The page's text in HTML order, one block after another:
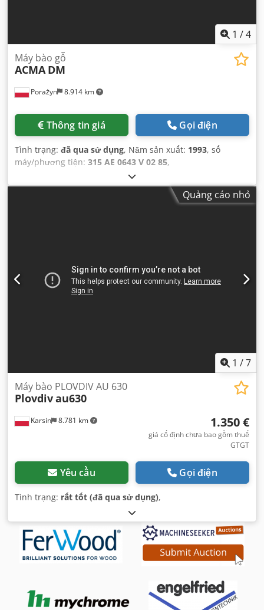
1 /4
Porażyn 8.914 km
Máy bào gỗ
ACMA DM
Thông tin giá Gọi điện
Tình trạng: đã qua sử dụng, Năm sản xuất: 1993, số
máy/phương tiện: 315 AE 0643 V 02 85,
Quảng cáo nhỏ
1 /7
Karsin 8.781 km
Máy bào PLOVDIV AU 630
Plovdivau630
1.350 €
giá cố định chưa bao gồm thuế
GTGT
Yêu cầu Gọi điện
Tình trạng: rất tốt (đã qua sử dụng),